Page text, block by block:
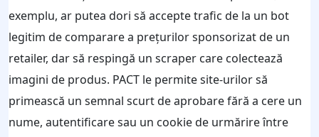
exemplu, ar putea dori să accepte trafic de la un bot
legitim de comparare a prețurilor sponsorizat de un
retailer, dar să respingă un scraper care colectează
imagini de produs. PACT le permite site-urilor să
primească un semnal scurt de aprobare fără a cere un
nume, autentificare sau un cookie de urmărire între